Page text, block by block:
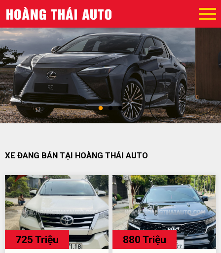
XE ĐANG BÁN TẠI HOÀNG THÁI AUTO
725 Triệu
880 Triệu